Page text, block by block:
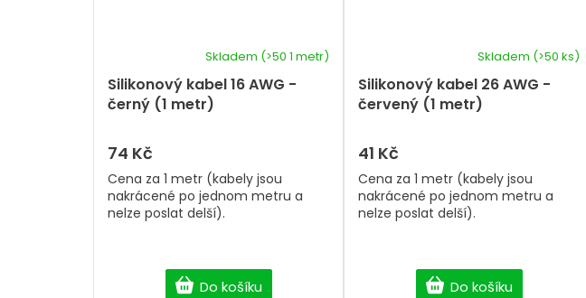
Silikonový kabel 16 AWG -
černý (1 metr)
Skladem (>50 1 metr)
74 Kč
Do košíku
Cena za 1 metr (kabely jsou
nakrácené po jednom metru a
nelze poslat delší).
Silikonový kabel 26 AWG -
červený (1 metr)
Skladem (>50 ks)
41 Kč
Do košíku
Cena za 1 metr (kabely jsou
nakrácené po jednom metru a
nelze poslat delší).